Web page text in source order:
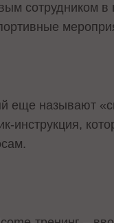
сотрудником
называют
инструкция,